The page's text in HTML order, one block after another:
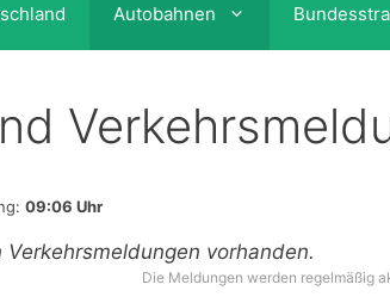
Autobahnen
09:06 Uhr
Verkehrsmeldungen vorhanden.
Die Meldungen werden regelmäßig